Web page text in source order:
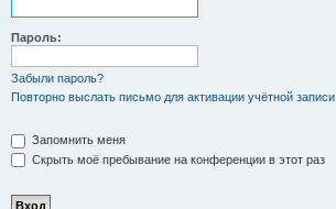
Пароль:
Забыли пароль?
Повторно выслать письмо для активации учётной записи
Запомнить меня
Скрыть моё пребывание на конференции в этот раз